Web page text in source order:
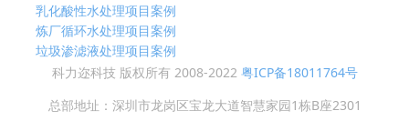
乳化酸性水处理项目案例
炼厂循环水处理项目案例
垃圾渗滤液处理项目案例
科力迩科技 版权所有 2008-2022 粤ICP备18011764号
总部地址：深圳市龙岗区宝龙大道智慧家园1栋B座2301